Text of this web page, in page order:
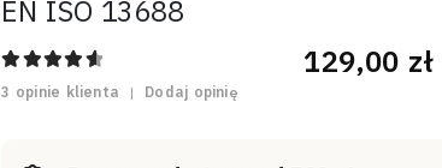
EN ISO 13688
4.67out of 5
3 opinie klienta | Dodaj opinię
129,00 zł